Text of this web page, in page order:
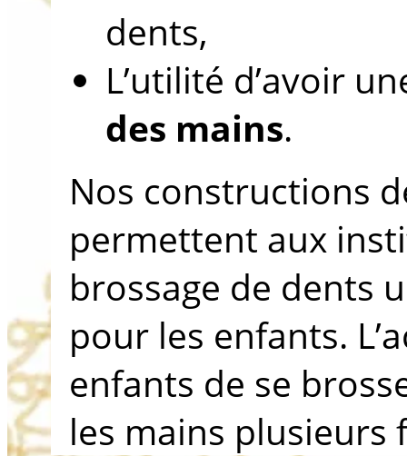
dents,
L’utilité d’avoir
des mains.
Nos constructions
permettent aux
brossage de dents
pour les enfants.
enfants de se
les mains plusieurs